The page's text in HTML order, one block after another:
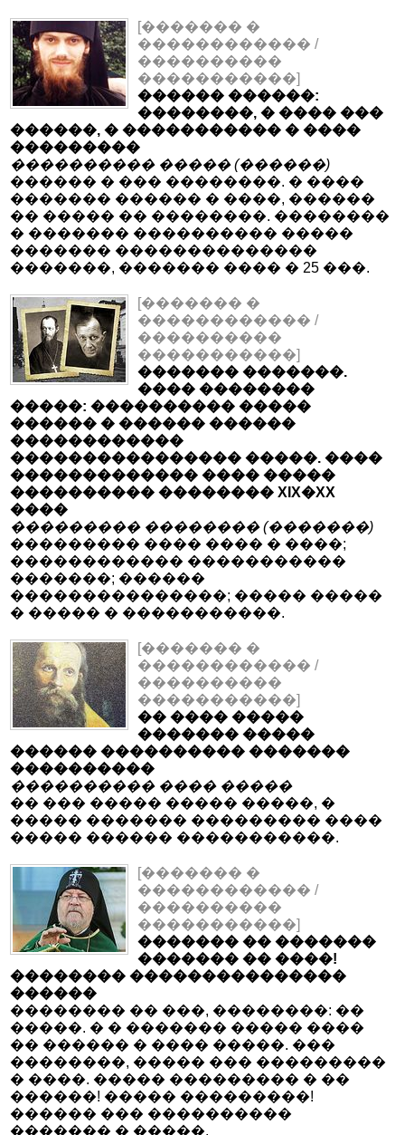
[������� �
������������ /
����������
�����������]
������ ������:
��������, � ���� ���
������, � ����������� � ����
���������
���������� ����� (������)
������ � ��� ��������. � ����
������� ������ � ����, ������
�� ����� �� ��������. ��������
� ������� ���������� �����
������� ��������������
�������, ������� ���� � 25 ���.
[������� �
������������ /
����������
�����������]
������� �������.
���� ��������
�����: ���������� �����
������ � ������ ������
������������
���������������� �����. ����
������������� ���� �����
���������� �������� XIX�XX
����
��������� �������� (�������)
��������� ���� ���� � ����;
������������ �����������
�������; ������
���������������; ����� �����
� ����� � �����������.
[������� �
������������ /
����������
�����������]
�� ���� �����
������� �����
������ ���������� �������
����������
���������� ���� �����
�� ��� ����� ����� �����, �
����� ������� ��������� ����
����� ������ �����������.
[������� �
������������ /
����������
�����������]
������� �� �������
������� �� ����!
�������� ���������������
������
�������� �� ���, ��������: ��
�����. � � ������� ����� ����
�� ������ � ���� �����. ���
��������, ����� ��� ���������
� ����. ����� ��������� � ��
������! ����� ���������!
������ ��� ����������
������� � �����.